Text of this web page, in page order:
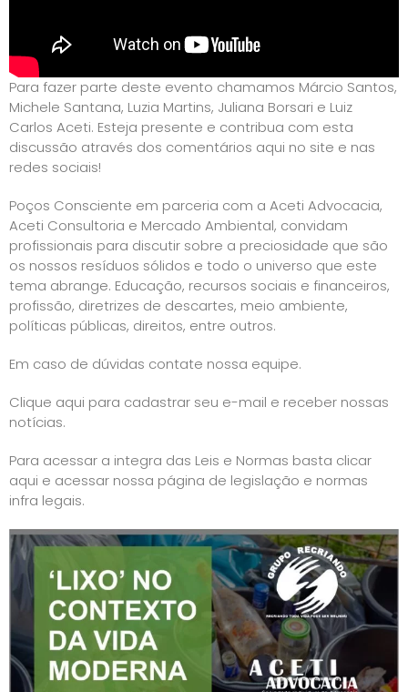
Para fazer parte deste evento chamamos Márcio Santos,
Michele Santana, Luzia Martins, Juliana Borsari e Luiz
Carlos Aceti. Esteja presente e contribua com esta
discussão através dos comentários aqui no site e nas
redes sociais!
Poços Consciente em parceria com a Aceti Advocacia,
Aceti Consultoria e Mercado Ambiental, convidam
profissionais para discutir sobre a preciosidade que são
os nossos resíduos sólidos e todo o universo que este
tema abrange. Educação, recursos sociais e financeiros,
profissão, diretrizes de descartes, meio ambiente,
políticas públicas, direitos, entre outros.
Em caso de dúvidas contate nossa equipe.
Clique aqui para cadastrar seu e-mail e receber nossas
notícias.
Para acessar a integra das Leis e Normas basta clicar
aqui e acessar nossa página de legislação e normas
infra legais.